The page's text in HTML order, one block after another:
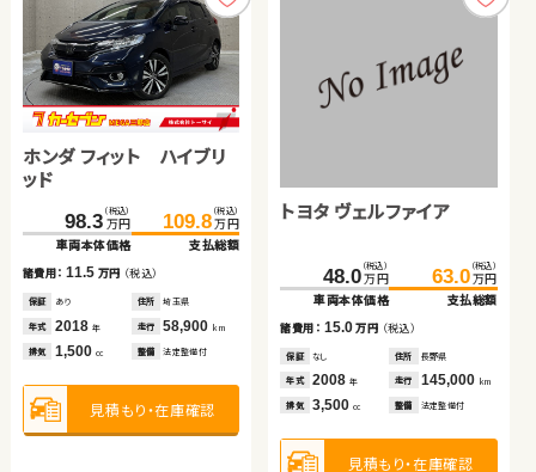
ホンダ フィット ハイブリ
ッド
98.3 （税込）
万円
車両本体価格
109.8 （税込）
万円
支払総額
諸費用：11.5 万円 （税込）
保証 あり 住所 埼玉県
年式 2018 年 走行 58,900 km
排気 1,500 cc 整備 法定整備付
見積もり・在庫確認
トヨタ ヴェルファイア
48.0 （税込）
万円
車両本体価格
63.0 （税込）
万円
支払総額
諸費用： 15.0万円 （税込）
保証 なし 住所 長野県
年式 2008年 走行 145,000 km
排気 3,500cc 整備 法定整備付
見積もり・在庫確認
日産 エクストレイル
170.8（税込）
万円
車両本体価格
諸費用：8.9 万円 （税込）
保証 なし 住所 岡山県
排気 2,000cc 整備 なし
トヨタ ノア
50.3 （税込）
万円
車両本体価格
67.7 （税込）
万円
支払総額
諸費用： 17.4万円 （税込）
保証 あり 住所 埼玉県
年式 2009年 走行 68,700km
排気 2,000cc 整備 法定整備付
見積もり・在庫確認
スズキ ジムニーシエラ
278.3万円
車両本体価格
諸費用：8.8 万円 （税込）
保証 なし 住所 群馬県
排気 1,500cc 整備 なし
スバル フォレスター
81.7 （税込）
万円
車両本体価格
95.9 （税込）
万円
支払総額
諸費用： 14.2万円 （税込）
保証 あり 住所 岩手県
年式 2013年 走行 90,200km
排気 2,000cc 整備 法定整備付
見積もり・在庫確認